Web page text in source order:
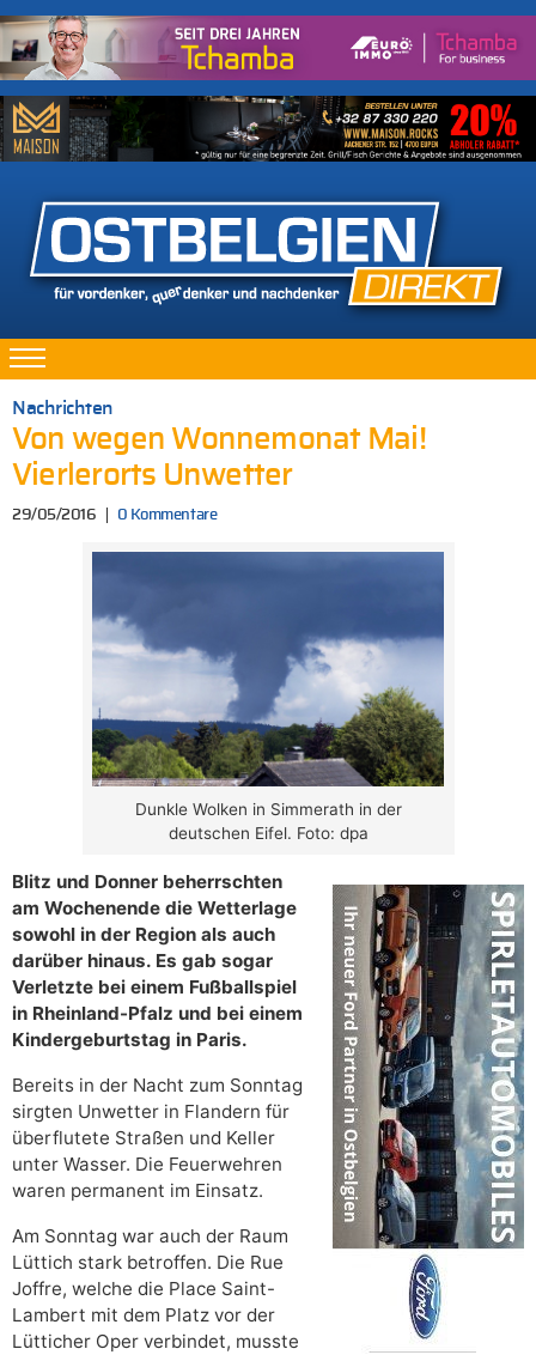
Nachrichten
Von wegen Wonnemonat Mai!
Vierlerorts Unwetter
29/05/2016 0 Kommentare
Dunkle Wolken in Simmerath in der
deutschen Eifel. Foto: dpa
Blitz und Donner beherrschten
am Wochenende die Wetterlage
sowohl in der Region als auch
darüber hinaus. Es gab sogar
Verletzte bei einem Fußballspiel
in Rheinland-Pfalz und bei einem
Kindergeburtstag in Paris.
Bereits in der Nacht zum Sonntag
sirgten Unwetter in Flandern für
überflutete Straßen und Keller
unter Wasser. Die Feuerwehren
waren permanent im Einsatz.
Am Sonntag war auch der Raum
Lüttich stark betroffen. Die Rue
Joffre, welche die Place Saint-
Lambert mit dem Platz vor der
Lütticher Oper verbindet, musste